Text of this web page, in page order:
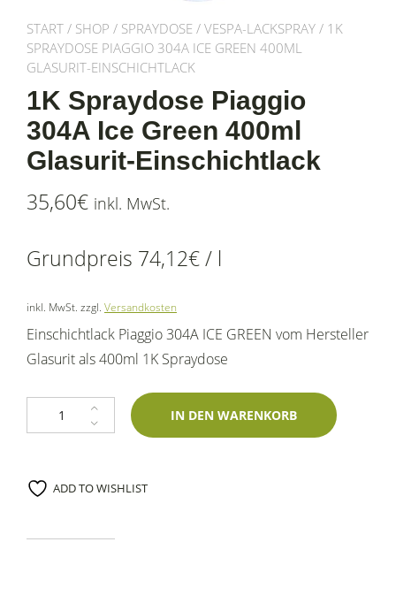
START / SHOP / SPRAYDOSE / VESPA-LACKSPRAY / 1K
SPRAYDOSE PIAGGIO 304A ICE GREEN 400ML
GLASURIT-EINSCHICHTLACK
1K Spraydose Piaggio
304A Ice Green 400ml
Glasurit-Einschichtlack
35,60€ inkl. MwSt.
Grundpreis 74,12€/ l
inkl. MwSt. zzgl. Versandkosten
Einschichtlack Piaggio 304A ICE GREEN vom Hersteller
Glasurit als 400ml 1K Spraydose
1K Spraydose Piaggio 304A Ice Green 400ml Glasurit-Einschichtlack
IN DEN WARENKORB
ADD TO WISHLIST